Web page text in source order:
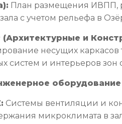
План размещения ИВПП,
с учетом рельефа в
и
несущих
систем и интерьеров зон
оборудование
Системы вентиляции и
микроклимата в